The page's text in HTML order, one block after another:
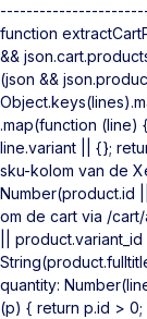
function
&&
(json &&
.map(function (line)
line.variant || {};
sku-kolom van de
Number(product.id
om de cart via /
||
quantity:
(p) { return p.id >